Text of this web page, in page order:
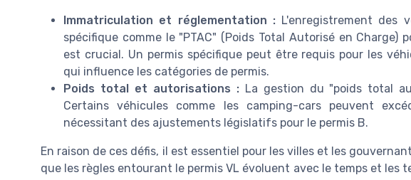
Immatriculation et réglementation :L'enregistrement des
spécifique comme le "PTAC" (Poids Total Autorisé en Charge)
est crucial. Un permis spécifique peut être requis pour les
qui influence les catégories de permis.
Poids total et autorisations :La gestion du "poids total
Certains véhicules comme les camping-cars peuvent
nécessitant des ajustements législatifs pour le permis B.
En raison de ces défis, il est essentiel pour les villes et les
que les règles entourant le permis VL évoluent avec le temps et les